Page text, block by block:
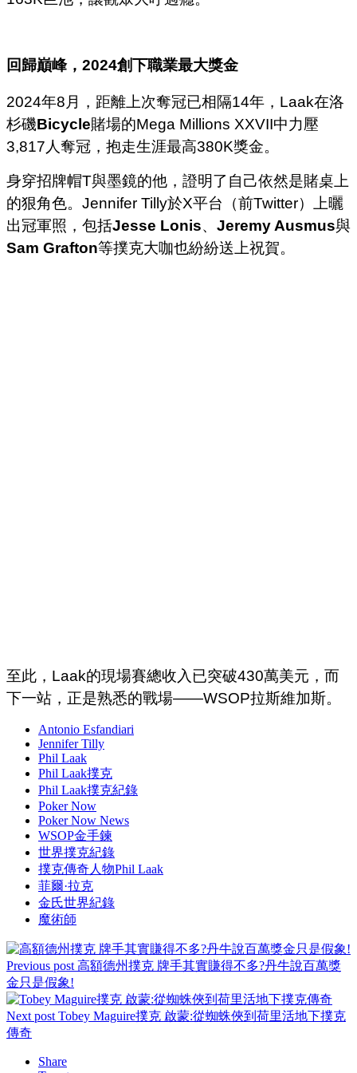
回歸巔峰， 2024創下職業最大獎金
2024年8月，距離上次奪冠已相隔14年，Laak在洛
杉磯Bicycle賭場的Mega Millions XXVII中力壓
3,817人奪冠，抱走生涯最高380K獎金。
身穿招牌帽T與墨鏡的他，證明了自己依然是賭桌上
的狠角色。Jennifer Tilly於X平台（前Twitter）上曬
出冠軍照，包括Jesse Lonis、 Jeremy Ausmus與
Sam Grafton等撲克大咖也紛紛送上祝賀。
至此，Laak的現場賽總收入已突破430萬美元，而
下一站，正是熟悉的戰場——WSOP拉斯維加斯。
Antonio Esfandiari
Jennifer Tilly
Phil Laak
Phil Laak撲克
Phil Laak撲克紀錄
Poker Now
Poker Now News
WSOP金手鍊
世界撲克紀錄
撲克傳奇人物Phil Laak
菲爾·拉克
金氏世界紀錄
魔術師
Previous post 高額德州撲克 牌手其實賺得不多?丹牛說百萬獎
金只是假象!
Next post Tobey Maguire撲克 啟蒙:從蜘蛛俠到荷里活地下撲克
傳奇
Share